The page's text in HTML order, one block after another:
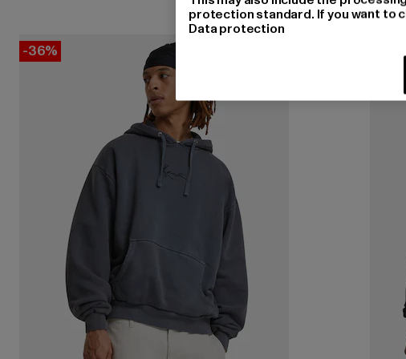
-36% -
protection standard. If you want to
Data protection